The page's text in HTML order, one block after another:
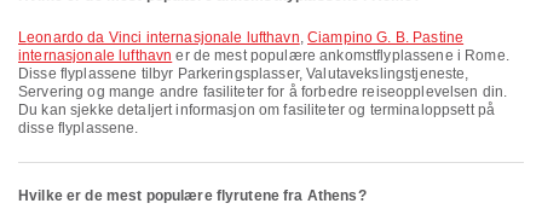
Leonardo da Vinci internasjonale lufthavn,Ciampino G. B. Pastine
internasjonale lufthavn er de mest populære ankomstflyplassene i Rome.
Disse flyplassene tilbyr Parkeringsplasser, Valutavekslingstjeneste,
Servering og mange andre fasiliteter for å forbedre reiseopplevelsen din.
Du kan sjekke detaljert informasjon om fasiliteter og terminaloppsett på
disse flyplassene.
Hvilke er de mest populære flyrutene fra Athens?